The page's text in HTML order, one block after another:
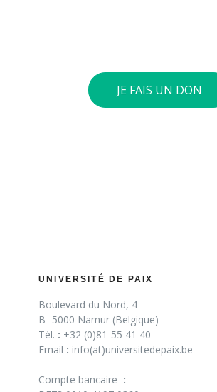
JE FAIS UN DON
UNIVERSITÉ DE PAIX
Boulevard du Nord, 4
B- 5000 Namur (Belgique)
Tél. : +32 (0)81-55 41 40
Email : info(at)universitedepaix.be
–
Compte bancaire :